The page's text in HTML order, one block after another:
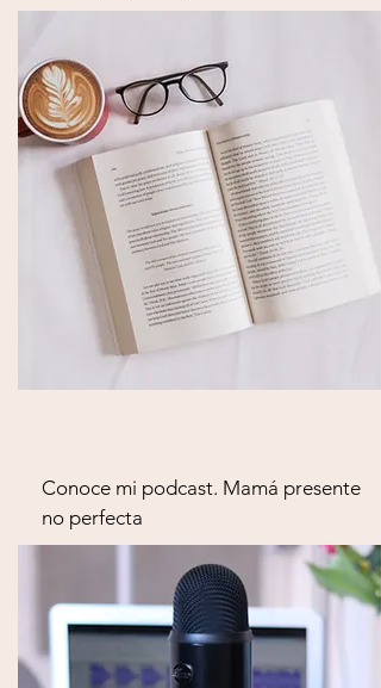
imperfectamente feliz.
Conoce mi podcast. Mamá presente
no perfecta